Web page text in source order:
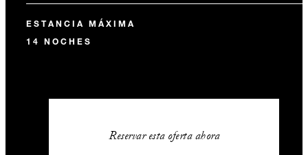
ESTANCIA MÁXIMA
14 NOCHES
Reservar esta oferta ahora